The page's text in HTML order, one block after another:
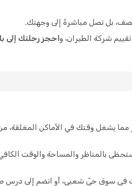
بل تصل مباشرةً إلى وجهتك.
شركة الطيران، واحجز رحلتك إلى
يشغل وقتك في الأماكن المغلقة،
بالمناظر والمساحة والوقت
في سوق حيّ شعبي، أو انضم إلى درس